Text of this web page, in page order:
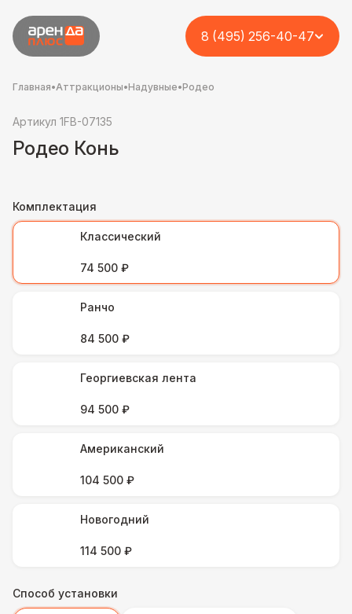
8 (495) 256-40-47
Главная•Аттракционы•Надувные•Родео
Артикул 1FB-07135
Родео Конь
Комплектация
Классический
74 500 ₽
Ранчо
84 500 ₽
Георгиевская лента
94 500 ₽
Американский
104 500 ₽
Новогодний
114 500 ₽
Способ установки